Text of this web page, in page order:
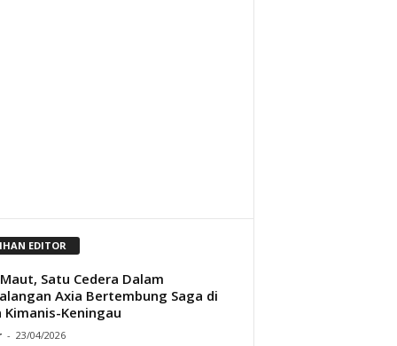
EDITOR
Satu Cedera Dalam
Axia Bertembung Saga di
Kimanis-Keningau
- 23/04/2026